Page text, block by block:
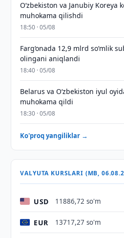
Oʻzbekiston va Janubiy
muhokama qilishdi
18:50 · 05/08
Farg‘onada 12,9 mlrd so‘mlik
olingani aniqlandi
18:40 · 05/08
Belarus va O‘zbekiston iyul
muhokama qildi
18:30 · 05/08
Ko'proq yangiliklar →
VALYUTA KURSLARI (MB,
USD 11886,72 so'm
EUR 13717,27 so'm